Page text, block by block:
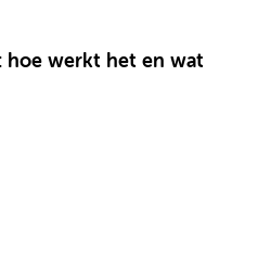
hoe werkt het en wat